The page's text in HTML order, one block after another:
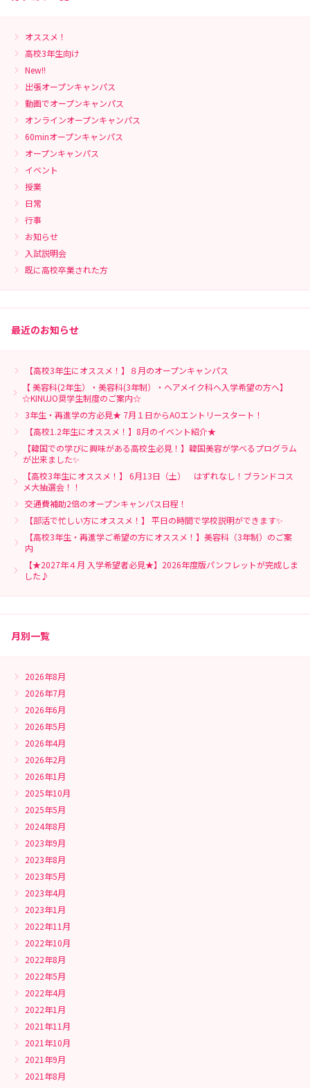
オススメ！
高校3年生向け
New!!
出張オープンキャンパス
動画でオープンキャンパス
オンラインオープンキャンパス
60minオープンキャンパス
オープンキャンパス
イベント
授業
日常
行事
お知らせ
入試説明会
既に高校卒業された方
最近のお知らせ
【高校3年生にオススメ！】８月のオープンキャンパス
【 美容科(2年生）・美容科(3年制）・ヘアメイク科へ入学希望の方へ】
☆KINUJO奨学生制度のご案内☆
3年生・再進学の方必見★ 7月１日からAOエントリースタート！
【高校1.2年生にオススメ！】8月のイベント紹介★
【韓国での学びに興味がある高校生必見！】韓国美容が学べるプログラム
が出来ました✨
【高校3年生にオススメ！】 6月13日（土） はずれなし！ブランドコス
メ大抽選会！！
交通費補助2倍のオープンキャンパス日程！
【部活で忙しい方にオススメ！】 平日の時間で学校説明ができます✨
【高校3年生・再進学ご希望の方にオススメ！】美容科（3年制）のご案
内
【★2027年４月 入学希望者必見★】2026年度版パンフレットが完成しま
した♪
月別一覧
2026年8月
2026年7月
2026年6月
2026年5月
2026年4月
2026年2月
2026年1月
2025年10月
2025年5月
2024年8月
2023年9月
2023年8月
2023年5月
2023年4月
2023年1月
2022年11月
2022年10月
2022年8月
2022年5月
2022年4月
2022年1月
2021年11月
2021年10月
2021年9月
2021年8月